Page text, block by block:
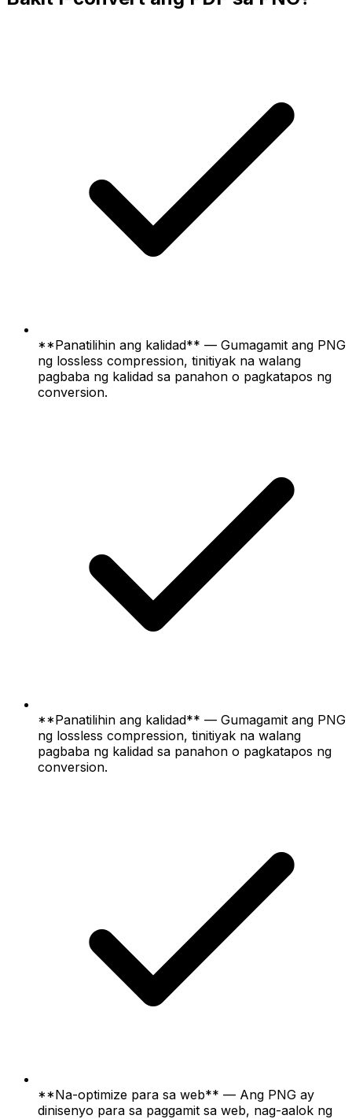
**Panatilihin ang kalidad** — Gumagamit ang PNG
ng lossless compression, tinitiyak na walang
pagbaba ng kalidad sa panahon o pagkatapos ng
conversion.
**Panatilihin ang kalidad** — Gumagamit ang PNG
ng lossless compression, tinitiyak na walang
pagbaba ng kalidad sa panahon o pagkatapos ng
conversion.
**Na-optimize para sa web** — Ang PNG ay
dinisenyo para sa paggamit sa web, nag-aalok ng